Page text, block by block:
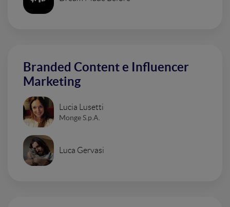
Branded Content e Influencer
Marketing
Lucia Lusetti
Monge S.p.A.
Luca Gervasi